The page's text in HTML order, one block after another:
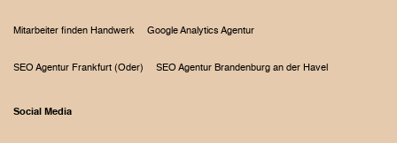
Mitarbeiter finden Handwerk Google Analytics Agentur
SEO Agentur Frankfurt (Oder) SEO Agentur Brandenburg an der Havel
Social Media